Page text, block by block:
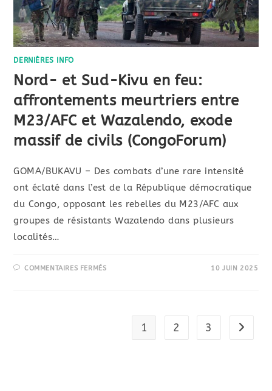
DERNIÈRES INFO
Nord- et Sud-Kivu en feu:
affrontements meurtriers entre
M23/AFC et Wazalendo, exode
massif de civils (CongoForum)
GOMA/BUKAVU – Des combats d’une rare intensité
ont éclaté dans l’est de la République démocratique
du Congo, opposant les rebelles du M23/AFC aux
groupes de résistants Wazalendo dans plusieurs
localités…
COMMENTAIRES FERMÉS 10 JUIN 2025
1 2 3